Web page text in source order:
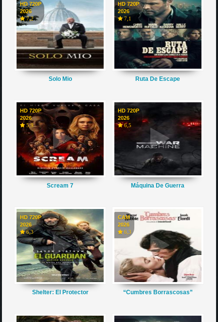
HD 720P
2026
7,2
Solo Mio
HD 720P
2026
7,1
Ruta De Escape
HD 720P
2026
5,9
Scream 7
HD 720P
2026
6,5
Máquina De Guerra
HD 720P
2026
6,3
Shelter: El Protector
CAM
2026
6,3
“Cumbres Borrascosas”